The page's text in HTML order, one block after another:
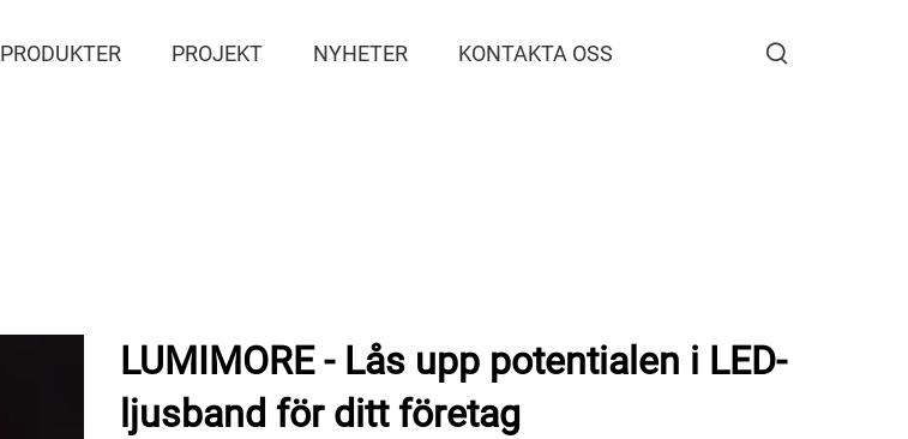
PRODUKTER PROJEKT NYHETER KONTAKTA OSS
LUMIMORE - Lås upp potentialen i LED-
ljusband för ditt företag